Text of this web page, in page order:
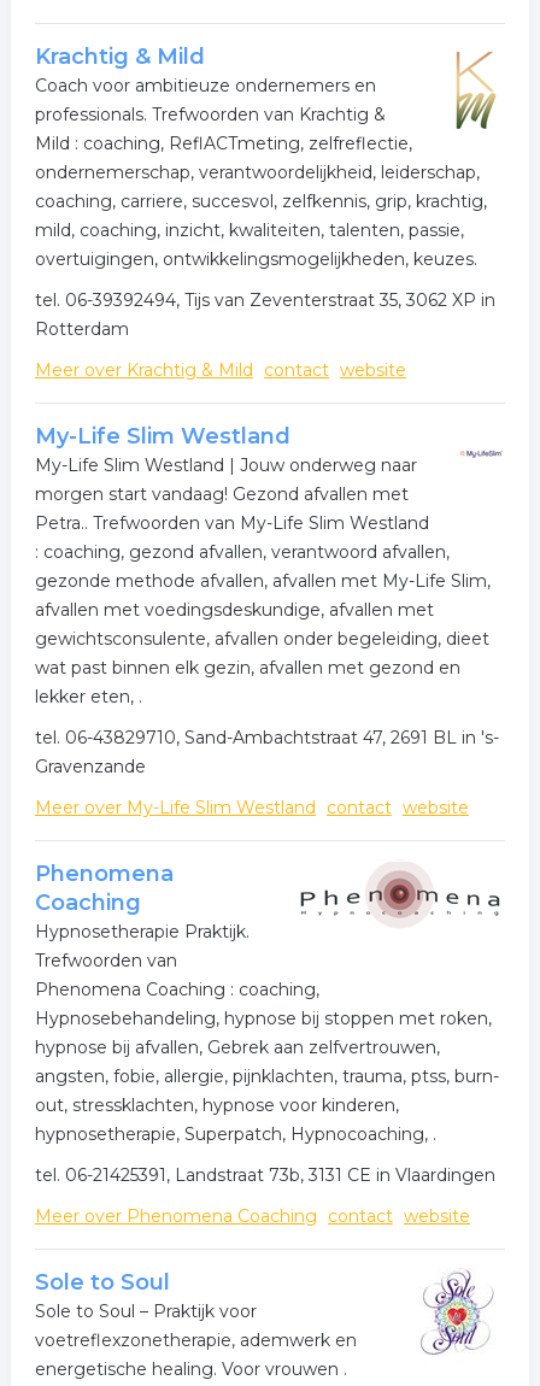
Krachtig & Mild
Coach voor ambitieuze ondernemers en
professionals. Trefwoorden van Krachtig &
Mild : coaching, ReflACTmeting, zelfreflectie,
ondernemerschap, verantwoordelijkheid, leiderschap,
coaching, carriere, succesvol, zelfkennis, grip, krachtig,
mild, coaching, inzicht, kwaliteiten, talenten, passie,
overtuigingen, ontwikkelingsmogelijkheden, keuzes.
tel. 06-39392494, Tijs van Zeventerstraat 35, 3062 XP in
Rotterdam
Meer over Krachtig & Mild
contact website
My-Life Slim Westland
My-Life Slim Westland | Jouw onderweg naar
morgen start vandaag! Gezond afvallen met
Petra.. Trefwoorden van My-Life Slim Westland
: coaching, gezond afvallen, verantwoord afvallen,
gezonde methode afvallen, afvallen met My-Life Slim,
afvallen met voedingsdeskundige, afvallen met
gewichtsconsulente, afvallen onder begeleiding, dieet
wat past binnen elk gezin, afvallen met gezond en
lekker eten, .
tel. 06-43829710, Sand-Ambachtstraat 47, 2691 BL in 's-
Gravenzande
Meer over My-Life Slim Westland
contact website
Phenomena
Coaching
Hypnosetherapie Praktijk.
Trefwoorden van
Phenomena Coaching : coaching,
Hypnosebehandeling, hypnose bij stoppen met roken,
hypnose bij afvallen, Gebrek aan zelfvertrouwen,
angsten, fobie, allergie, pijnklachten, trauma, ptss, burn-
out, stressklachten, hypnose voor kinderen,
hypnosetherapie, Superpatch, Hypnocoaching, .
tel. 06-21425391, Landstraat 73b, 3131 CE in Vlaardingen
Meer over Phenomena Coaching
contact website
Sole to Soul
Sole to Soul – Praktijk voor
voetreflexzonetherapie, ademwerk en
energetische healing. Voor vrouwen .